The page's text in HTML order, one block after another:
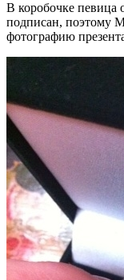
В коробочке певица
подписан, поэтому
фотографию